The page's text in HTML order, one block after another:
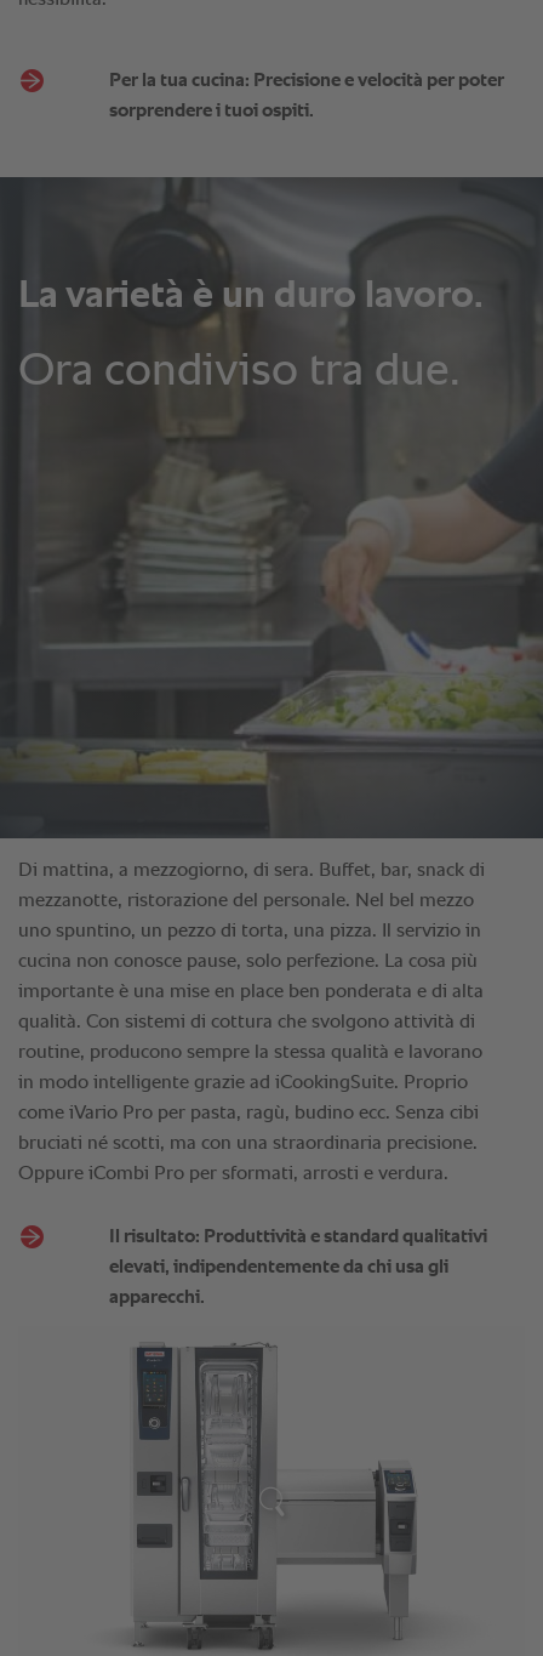
Per la tua cucina: Precisione e velocità per poter
sorprendere i tuoi ospiti.
Di mattina, a mezzogiorno, di sera. Buffet, bar, snack di
mezzanotte, ristorazione del personale. Nel bel mezzo
uno spuntino, un pezzo di torta, una pizza. Il servizio in
cucina non conosce pause, solo perfezione. La cosa più
importante è una mise en place ben ponderata e di alta
qualità. Con sistemi di cottura che svolgono attività di
routine, producono sempre la stessa qualità e lavorano
in modo intelligente grazie ad iCookingSuite. Proprio
come iVario Pro per pasta, ragù, budino ecc. Senza cibi
bruciati né scotti, ma con una straordinaria precisione.
Oppure iCombi Pro per sformati, arrosti e verdura.
Il risultato: Produttività e standard qualitativi
elevati, indipendentemente da chi usa gli
apparecchi.